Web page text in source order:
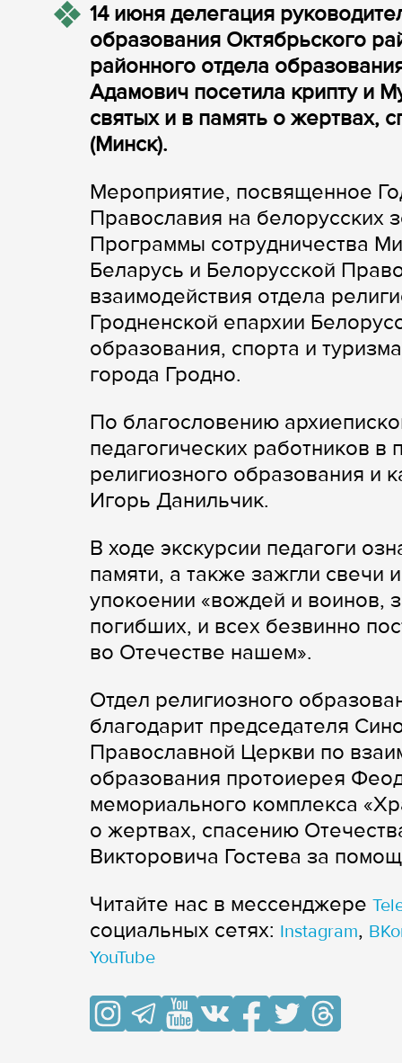
14 июня делегация
образования Октябрьского
районного отдела
Адамович посетила крипту и
святых и в память о жертвах,
(Минск).
Мероприятие, посвященное
Православия на белорусских
Программы сотрудничества
Беларусь и Белорусской
взаимодействия отдела
Гродненской епархии
образования, спорта и
города Гродно.
По благословению
педагогических работников
религиозного образования и
Игорь Данильчик.
В ходе экскурсии педагоги
памяти, а также зажгли свечи
упокоении «вождей и воинов,
погибших, и всех безвинно
во Отечестве нашем».
Отдел религиозного
благодарит председателя
Православной Церкви по
образования протоиерея
мемориального комплекса
о жертвах, спасению
Викторовича Гостева за
Читайте нас в мессенджере
cоциальных сетях: Instagram,
YouTube